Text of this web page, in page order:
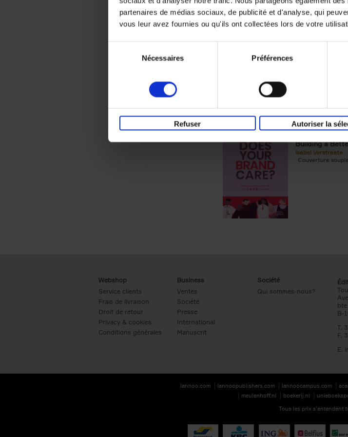
partenaires de médias sociaux, de publicité et d'analyse, qui
vous leur avez fournies ou qu'ils ont collectées lors de votre
Nécessaires Préférences
Refuser Autoriser la
Digital
Does Your
Building a
Isabel Verstraete
Couverture souple
Webshop
Service clients
Frais de livraison
Droit de retour
Privacy & cookies
Conditions générales
Business
Ventes
Société
Presse
International
Manuscrit
Société
Qui sommes-nous?
B-
T.
F.
E.
lannoo.com lannoopublishers.com lannoocampus.com
meulenhoff.nl
boekerij.nl
Tous les prix s’entendent